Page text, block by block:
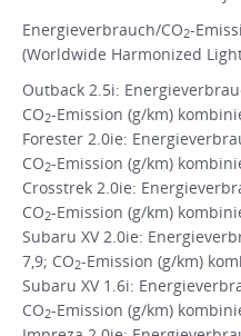
Energieverbrauch/CO2-
(Worldwide Harmonized
Outback 2.5i:
CO2-Emission (g/km)
Forester 2.0ie:
CO2-Emission (g/km)
Crosstrek 2.0ie:
CO2-Emission (g/km)
Subaru XV 2.0ie:
7,9; CO2-Emission (g/km)
Subaru XV 1.6i:
CO2-Emission (g/km)